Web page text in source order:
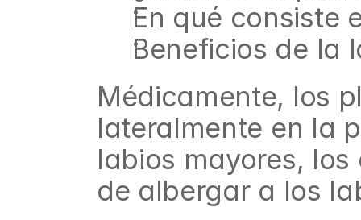
En qué consiste
Beneficios de la
Médicamente, los
lateralmente en la
labios mayores,
de albergar a los